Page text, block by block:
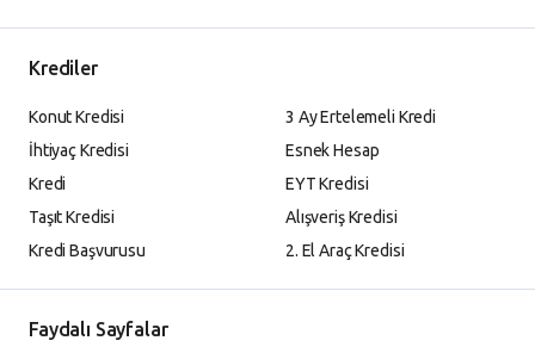
Krediler
Konut Kredisi
İhtiyaç Kredisi
Kredi
Taşıt Kredisi
Kredi Başvurusu
3 Ay Ertelemeli Kredi
Esnek Hesap
EYT Kredisi
Alışveriş Kredisi
2. El Araç Kredisi
Faydalı Sayfalar